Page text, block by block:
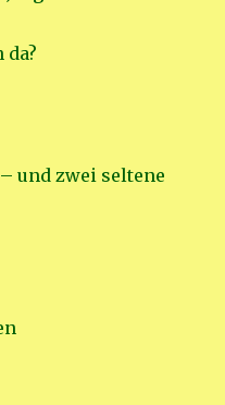
da?
und zwei seltene